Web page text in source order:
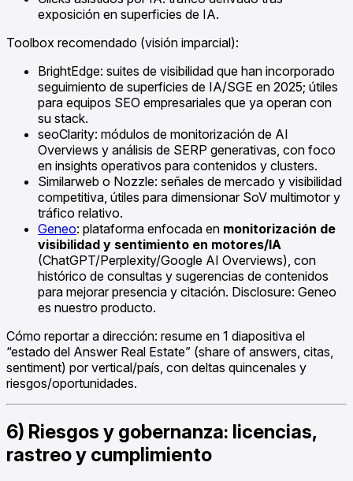
exposición en superficies de IA.
Toolbox recomendado (visión imparcial):
BrightEdge: suites de visibilidad que han incorporado
seguimiento de superficies de IA/SGE en 2025; útiles
para equipos SEO empresariales que ya operan con
su stack.
seoClarity: módulos de monitorización de AI
Overviews y análisis de SERP generativas, con foco
en insights operativos para contenidos y clusters.
Similarweb o Nozzle: señales de mercado y visibilidad
competitiva, útiles para dimensionar SoV multimotor y
tráfico relativo.
Geneo: plataforma enfocada en monitorización de
visibilidad y sentimiento en motores/IA
(ChatGPT/Perplexity/Google AI Overviews), con
histórico de consultas y sugerencias de contenidos
para mejorar presencia y citación. Disclosure: Geneo
es nuestro producto.
Cómo reportar a dirección: resume en 1 diapositiva el
“estado del Answer Real Estate” (share of answers, citas,
sentiment) por vertical/país, con deltas quincenales y
riesgos/oportunidades.
6) Riesgos y gobernanza: licencias,
rastreo y cumplimiento